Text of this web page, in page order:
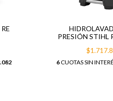
PRESIÓN STIHL
6CUOTAS SIN